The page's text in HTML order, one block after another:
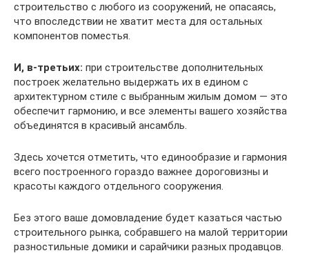
строительство с любого из сооружений, не опасаясь,
что впоследствии не хватит места для остальных
компонентов поместья.
И, в-третьих: при строительстве дополнительных
построек желательно выдержать их в едином с
архитектурном стиле с выбранным жилым домом — это
обеспечит гармонию, и все элементы вашего хозяйства
объединятся в красивый ансамбль.
Здесь хочется отметить, что единообразие и гармония
всего построенного гораздо важнее дороговизны и
красоты каждого отдельного сооружения.
Без этого ваше домовладение будет казаться частью
строительного рынка, собравшего на малой территории
разностильные домики и сарайчики разных продавцов.